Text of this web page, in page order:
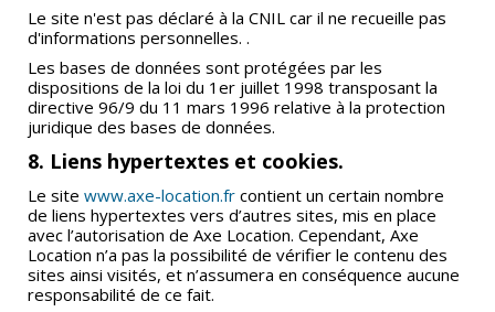
Le site n'est pas déclaré à la CNIL car il ne recueille pas
d'informations personnelles. .
Les bases de données sont protégées par les
dispositions de la loi du 1er juillet 1998 transposant la
directive 96/9 du 11 mars 1996 relative à la protection
juridique des bases de données.
8. Liens hypertextes et cookies.
Le site www.axe-location.fr contient un certain nombre
de liens hypertextes vers d’autres sites, mis en place
avec l’autorisation de Axe Location. Cependant, Axe
Location n’a pas la possibilité de vérifier le contenu des
sites ainsi visités, et n’assumera en conséquence aucune
responsabilité de ce fait.